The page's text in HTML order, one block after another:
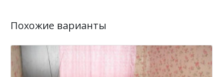
Похожие варианты